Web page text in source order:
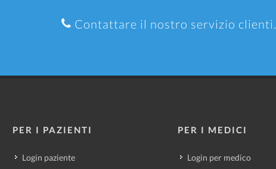
Contattare il nostro servizio clienti.
PER I PAZIENTI
Login paziente
PER I MEDICI
Login per medico